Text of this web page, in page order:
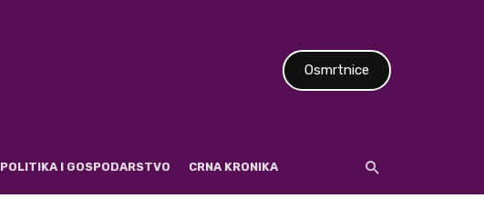
Osmrtnice
POLITIKA I GOSPODARSTVO CRNA KRONIKA